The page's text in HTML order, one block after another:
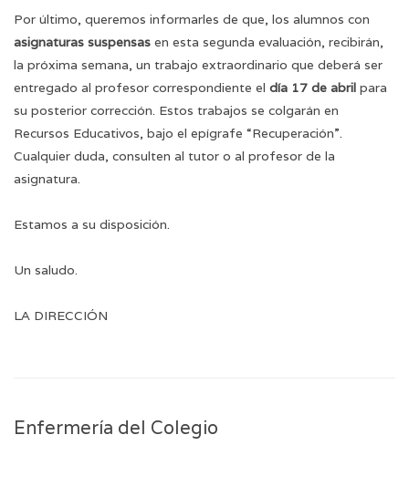
Por último, queremos informarles de que, los alumnos con
asignaturas suspensas en esta segunda evaluación, recibirán,
la próxima semana, un trabajo extraordinario que deberá ser
entregado al profesor correspondiente el día 17 de abril para
su posterior corrección. Estos trabajos se colgarán en
Recursos Educativos, bajo el epígrafe “Recuperación”.
Cualquier duda, consulten al tutor o al profesor de la
asignatura.
Estamos a su disposición.
Un saludo.
LA DIRECCIÓN
Enfermería del Colegio